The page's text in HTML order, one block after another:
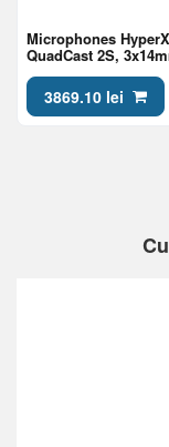
Microphones HyperX
QuadCast 2S,
condenser capsules,
Polar Patterns,
192 kHz, 32bit, Shock
Mount, RGB, USB-C/
3869.10 lei